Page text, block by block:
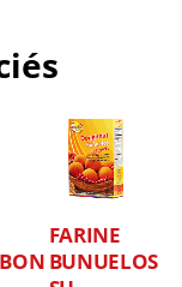
FARINE
BUNUELOS